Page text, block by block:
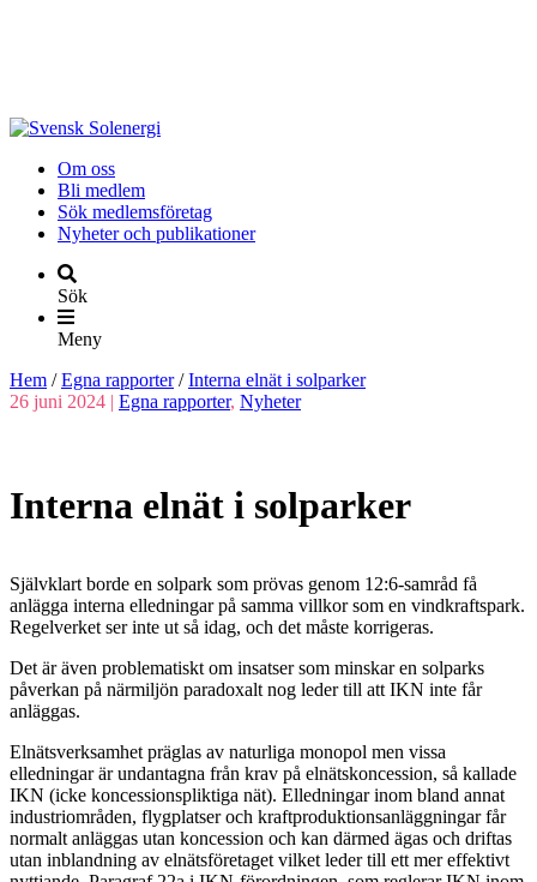
Om oss
Bli medlem
Sök medlemsföretag
Nyheter och publikationer
Sök
Meny
Hem /Egna rapporter/Interna elnät i solparker
26 juni 2024 | Egna rapporter, Nyheter
Interna elnät i solparker
Självklart borde en solpark som prövas genom 12:6-samråd få
anlägga interna elledningar på samma villkor som en vindkraftspark.
Regelverket ser inte ut så idag, och det måste korrigeras.
Det är även problematiskt om insatser som minskar en solparks
påverkan på närmiljön paradoxalt nog leder till att IKN inte får
anläggas.
Elnätsverksamhet präglas av naturliga monopol men vissa
elledningar är undantagna från krav på elnätskoncession, så kallade
IKN (icke koncessionspliktiga nät). Elledningar inom bland annat
industriområden, flygplatser och kraftproduktionsanläggningar får
normalt anläggas utan koncession och kan därmed ägas och driftas
utan inblandning av elnätsföretaget vilket leder till ett mer effektivt